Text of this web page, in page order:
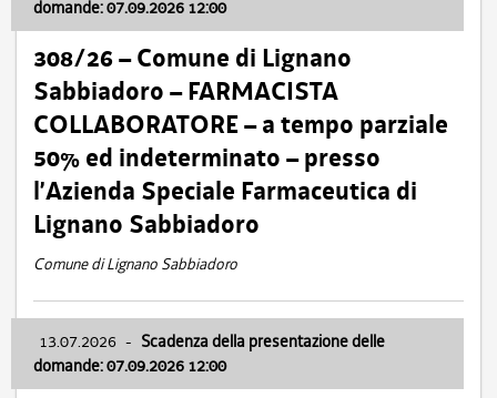
domande: 07.09.2026 12:00
308/26 – Comune di Lignano
Sabbiadoro – FARMACISTA
COLLABORATORE – a tempo parziale
50% ed indeterminato – presso
l’Azienda Speciale Farmaceutica di
Lignano Sabbiadoro
Comune di Lignano Sabbiadoro
13.07.2026 - Scadenza della presentazione delle
domande: 07.09.2026 12:00